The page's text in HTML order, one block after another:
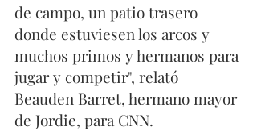
de campo, un patio trasero
donde estuviesen los arcos y
muchos primos y hermanos para
jugar y competir", relató
Beauden Barret, hermano mayor
de Jordie, para CNN.